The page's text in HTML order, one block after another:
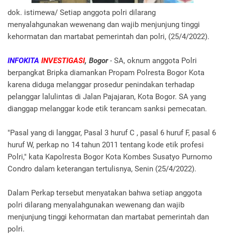
dok. istimewa/ Setiap anggota polri dilarang
menyalahgunakan wewenang dan wajib menjunjung tinggi
kehormatan dan martabat pemerintah dan polri, (25/4/2022).
INFOKITA INVESTIGASI, Bogor- SA, oknum anggota Polri
berpangkat Bripka diamankan Propam Polresta Bogor Kota
karena diduga melanggar prosedur penindakan terhadap
pelanggar lalulintas di Jalan Pajajaran, Kota Bogor. SA yang
dianggap melanggar kode etik terancam sanksi pemecatan.
"Pasal yang di langgar, Pasal 3 huruf C , pasal 6 huruf F, pasal 6
huruf W, perkap no 14 tahun 2011 tentang kode etik profesi
Polri," kata Kapolresta Bogor Kota Kombes Susatyo Purnomo
Condro dalam keterangan tertulisnya, Senin (25/4/2022).
Dalam Perkap tersebut menyatakan bahwa setiap anggota
polri dilarang menyalahgunakan wewenang dan wajib
menjunjung tinggi kehormatan dan martabat pemerintah dan
polri.